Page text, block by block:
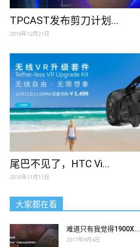
TPCAST发布剪刀计划...
2016年12月21日
尾巴不见了，HTC Vi...
2016年11月11日
大家都在看
难道只有我觉得1900X...
2017年9月4日